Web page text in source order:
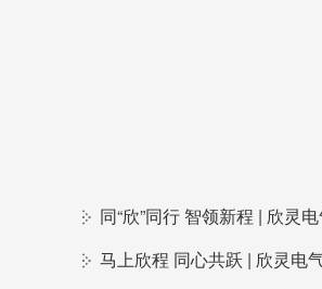
马上欣程 同心共跃 | 欣灵电